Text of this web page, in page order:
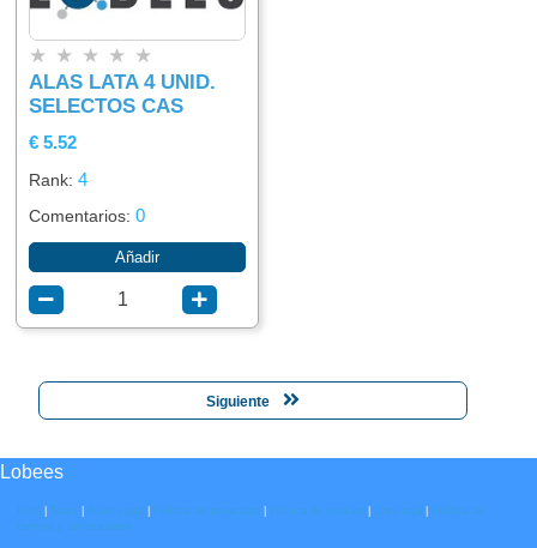
★ ★ ★ ★ ★
ALAS LATA 4 UNID.
SELECTOS CAS
€ 5.52
Rank:4
Comentarios:0
Añadir
Siguiente
Lobees
KPIs Team Aviso Legal Política de privacidad Política de cookies Date baja
Política de
compra y devoluciones